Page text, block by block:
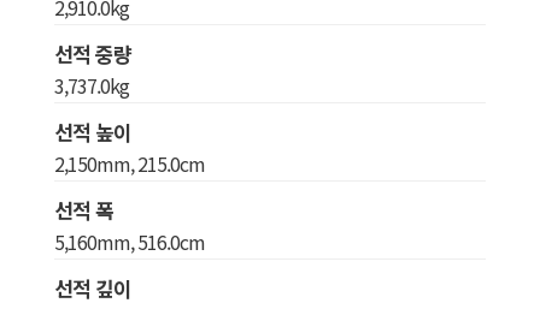
2,910.0kg
선적 중량
3,737.0kg
선적 높이
2,150mm, 215.0cm
선적 폭
5,160mm, 516.0cm
선적 깊이